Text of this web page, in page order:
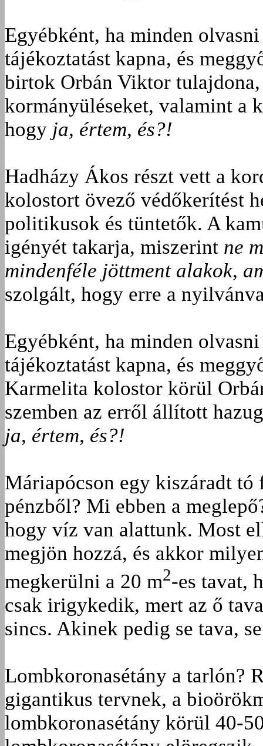
Egyébként, ha minden
tájékoztatást kapna, és
birtok Orbán Viktor
kormányüléseket, valamint a
hogy ja, értem, és?!
Hadházy Ákos részt vett a
kolostort övező védőkerítést
politikusok és tüntetők. A
igényét takarja, miszerint ne
mindenféle jöttment alakok,
szolgált, hogy erre a
Egyébként, ha minden
tájékoztatást kapna, és
Karmelita kolostor körül
szemben az erről állított
ja, értem, és?!
Máriapócson egy kiszáradt
pénzből? Mi ebben a
hogy víz van alattunk. Most
megjön hozzá, és akkor
megkerülni a 20 m2-es tavat,
csak irigykedik, mert az ő
sincs. Akinek pedig se tava,
Lombkoronasétány a tarlón?
gigantikus tervnek, a
lombkoronasétány körül 40-